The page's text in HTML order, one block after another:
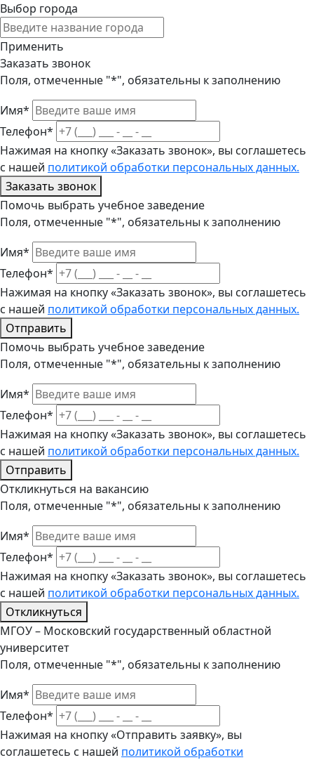
Выбор города
Применить
Заказать звонок
Поля, отмеченные "*", обязательны к заполнению
Имя*
Телефон*
Нажимая на кнопку «Заказать звонок», вы соглашетесь
с нашей политикой обработки персональных данных.
Заказать звонок
Помочь выбрать учебное заведение
Поля, отмеченные "*", обязательны к заполнению
Имя*
Телефон*
Нажимая на кнопку «Заказать звонок», вы соглашетесь
с нашей политикой обработки персональных данных.
Отправить
Помочь выбрать учебное заведение
Поля, отмеченные "*", обязательны к заполнению
Имя*
Телефон*
Нажимая на кнопку «Заказать звонок», вы соглашетесь
с нашей политикой обработки персональных данных.
Отправить
Откликнуться на вакансию
Поля, отмеченные "*", обязательны к заполнению
Имя*
Телефон*
Нажимая на кнопку «Заказать звонок», вы соглашетесь
с нашей политикой обработки персональных данных.
Откликнуться
МГОУ – Московский государственный областной
университет
Поля, отмеченные "*", обязательны к заполнению
Имя*
Телефон*
Нажимая на кнопку «Отправить заявку», вы
соглашетесь с нашей политикой обработки